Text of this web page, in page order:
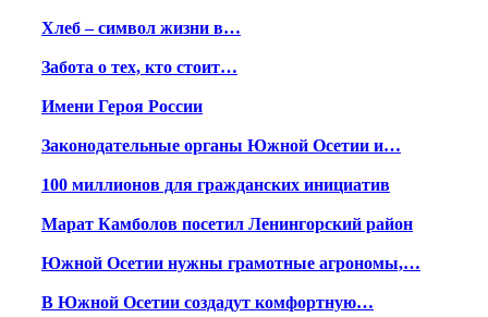
Хлеб – символ жизни в…
Забота о тех, кто стоит…
Имени Героя России
Законодательные органы Южной Осетии и…
100 миллионов для гражданских инициатив
Марат Камболов посетил Ленингорский район
Южной Осетии нужны грамотные агрономы,…
В Южной Осетии создадут комфортную…